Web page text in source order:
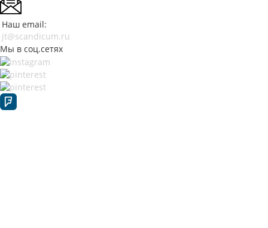
Наш email:
jt@scandicum.ru
Мы в соц.сетях